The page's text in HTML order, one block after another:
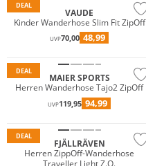
DEAL
VAUDE
Kinder Wanderhose Slim Fit ZipOff
UVP70,00 48,99
DEAL
Must have
MAIER SPORTS
Herren Wanderhose Tajo2 ZipOff
UVP119,95 94,99
DEAL
FJÄLLRÄVEN
Herren ZippOff-Wanderhose
Traveller Light Z.O.